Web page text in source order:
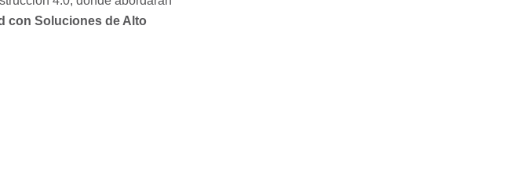
con Soluciones de Alto